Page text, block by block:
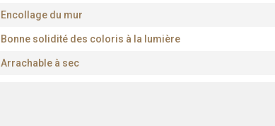
Encollage du mur
Bonne solidité des coloris à la lumière
Arrachable à sec